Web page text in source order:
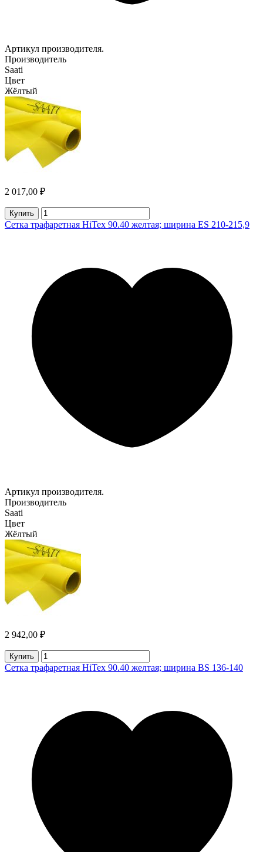
Артикул производителя.
Производитель
Saati
Цвет
Жёлтый
2 017,00 ₽
Купить
Сетка трафаретная HiTex 90.40 желтая; ширина ES 210-215,9
Артикул производителя.
Производитель
Saati
Цвет
Жёлтый
2 942,00 ₽
Купить
Сетка трафаретная HiTex 90.40 желтая; ширина BS 136-140